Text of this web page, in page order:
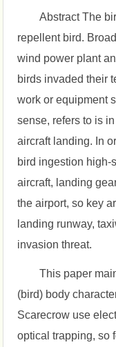
Abstract The
repellent bird.
wind power plant
birds invaded their
work or equipment
sense, refers to is
aircraft landing. In
bird ingestion high-
aircraft, landing
the airport, so key
landing runway,
invasion threat.
This paper
(bird) body
Scarecrow use
optical trapping, so